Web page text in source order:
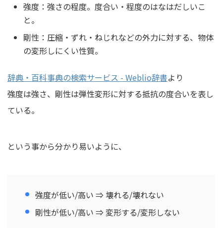
強度：強さの程度。度合い・程度のはなはだしいこ
と。
剛性：圧縮・ずれ・ねじれなどの外力に対する、物体
の変形しにくい性質。
辞典・百科事典の検索サービス - Weblio辞書より
強度は強さ、剛性は弾性変形に対する抵抗の度合いを表し
ている。
という事から分かり易いように、
強度が低い/高い ⇒ 壊れる/壊れない
剛性が低い/高い ⇒ 変形する/変形しない